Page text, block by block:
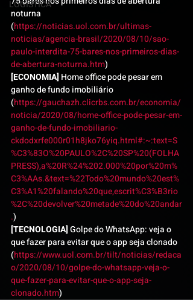
LOGISTICA
noturna
(https://noticias.uol.com.br/ultimas-
noticias/agencia-brasil/2020/08/10/sao-
paulo-interdita-75-bares-nos-primeiros-dias-
de-abertura-noturna.htm)
[ECONOMIA] Home office pode pesar em
ganho de fundo imobiliário
(https://gauchazh.clicrbs.com.br/economia/
noticia/2020/08/home-office-pode-pesar-em-
ganho-de-fundo-imobiliario-
ckdodxrfe000r01h8jko76yiq.html#:~:text=S
%C3%83O%20PAULO%2C%20SP%20(FOLHA
PRESS),a%20R%24%202.000%20por%20m%
C3%AAs.&text=%22Todo%20mundo%20est%
C3%A1%20falando%20que,escrit%C3%B3rio
%2C%20devolver%20metade%20do%20andar
.)
[TECNOLOGIA] Golpe do WhatsApp: veja o
que fazer para evitar que o app seja clonado
(https://www.uol.com.br/tilt/noticias/redaca
o/2020/08/10/golpe-do-whatsapp-veja-o-
que-fazer-para-evitar-que-o-app-seja-
clonado.htm)